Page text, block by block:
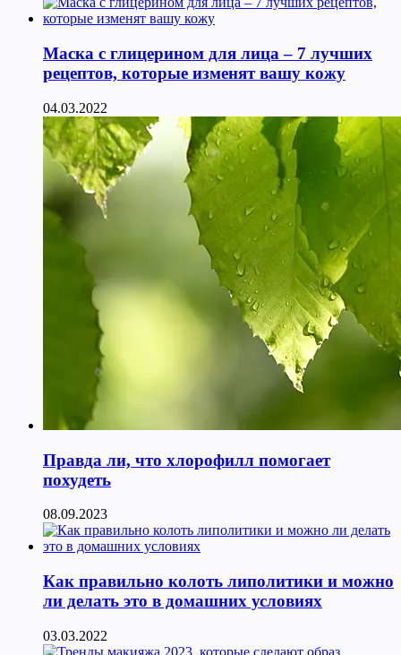
Маска с глицерином для лица – 7 лучших
рецептов, которые изменят вашу кожу
04.03.2022
Правда ли, что хлорофилл помогает
похудеть
08.09.2023
Как правильно колоть липолитики и можно
ли делать это в домашних условиях
03.03.2022